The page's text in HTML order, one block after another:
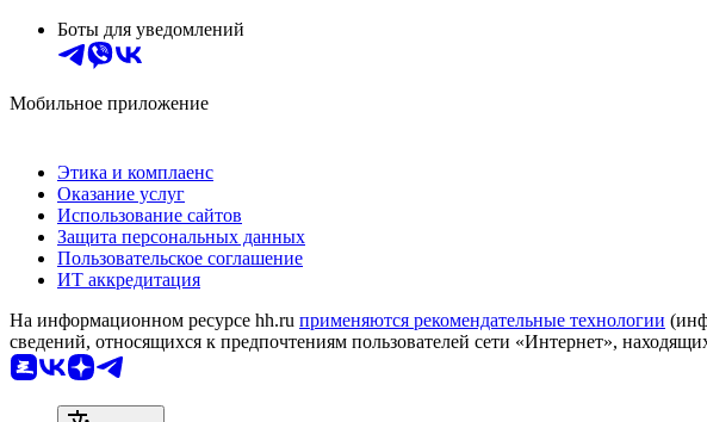
Боты для уведомлений
Мобильное приложение
Этика и комплаенс
Оказание услуг
Использование сайтов
Защита персональных данных
Пользовательское соглашение
ИТ аккредитация
На информационном ресурсе hh.ru применяются рекомендательные технологии
сведений, относящихся к предпочтениям пользователей сети «Интернет»,